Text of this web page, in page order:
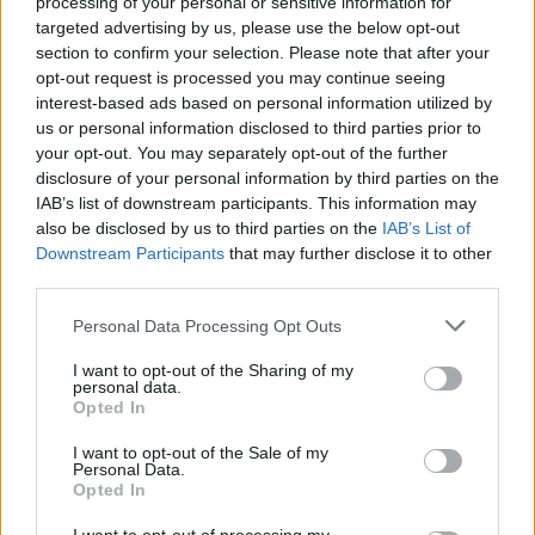
targeted advertising by us, please use the below opt-out
section to confirm your selection. Please note that after your
opt-out request is processed you may continue seeing
interest-based ads based on personal information utilized by
us or personal information disclosed to third parties prior to
your opt-out. You may separately opt-out of the further
disclosure of your personal information by third parties on the
IAB’s list of downstream participants. This information may
also be disclosed by us to third parties on the IAB’s List of
Downstream Participants that may further disclose it to other
Personal Data Processing Opt Outs
I want to opt-out of the Sharing of my
personal data.
Opted In
I want to opt-out of the Sale of my
Personal Data.
Opted In
συζητήσεις. Πραγματικά, έχω μείνει άφωνος. Αυτό
είναι κτηνωδία, εφόσον έχει δολοφονηθεί ο
Κλεομένης να πανηγυρίζουν», ανέφερε στο Mega
o Νίκος Αλεξανδρής, δικηγόρος του πατέρα του
20χρονου Κλεομένη, που έχασε τη ζωή του από
επίθεση με μαχαίρι σε συμπλοκή με οπαδικά
κίνητρα.
αυτούς είναι αυτοί που φυγαδεύουν τον δράση
της δολοφονίας», συμπλήρωσε ο κ. Αλεξανδρής.
Σύμφωνα με τις ίδιες πληροφορίες, ο δράστης
τηλεφωνεί σε σημαντικότατο αθλητικό παράγοντα
της Θεσσαλονίκης «και ο άνθρωπος αυτός
διοργανώνει σχέδιο διαφυγής του δράστη με